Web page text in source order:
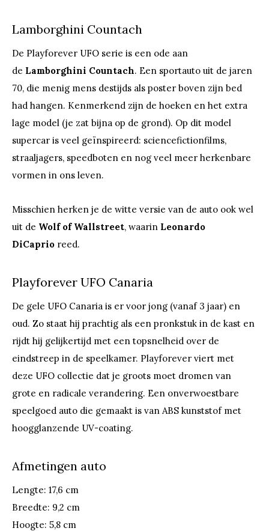
Lamborghini Countach
De Playforever UFO serie is een ode aan
de Lamborghini Countach. Een sportauto uit de jaren
70, die menig mens destijds als poster boven zijn bed
had hangen. Kenmerkend zijn de hoeken en het extra
lage model (je zat bijna op de grond). Op dit model
supercar is veel geïnspireerd: sciencefictionfilms,
straaljagers, speedboten en nog veel meer herkenbare
vormen in ons leven.
Misschien herken je de witte versie van de auto ook wel
uit de Wolf of Wallstreet, waarin Leonardo
DiCaprio reed.
Playforever UFO Canaria
De gele UFO Canaria is er voor jong (vanaf 3 jaar) en
oud. Zo staat hij prachtig als een pronkstuk in de kast en
rijdt hij gelijkertijd met een topsnelheid over de
eindstreep in de speelkamer. Playforever viert met
deze UFO collectie dat je groots moet dromen van
grote en radicale verandering. Een onverwoestbare
speelgoed auto die gemaakt is van ABS kunststof met
hoogglanzende UV-coating.
Afmetingen auto
Lengte: 17,6 cm
Breedte: 9,2 cm
Hoogte: 5,8 cm